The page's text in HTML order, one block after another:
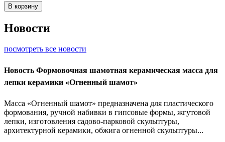
В корзину
Новости
посмотреть все новости
Новость Формовочная шамотная керамическая масса для
лепки керамики «Огненный шамот»
Масса «Огненный шамот» предназначена для пластического
формования, ручной набивки в гипсовые формы, жгутовой
лепки, изготовления садово-парковой скульптуры,
архитектурной керамики, обжига огненной скульптуры...